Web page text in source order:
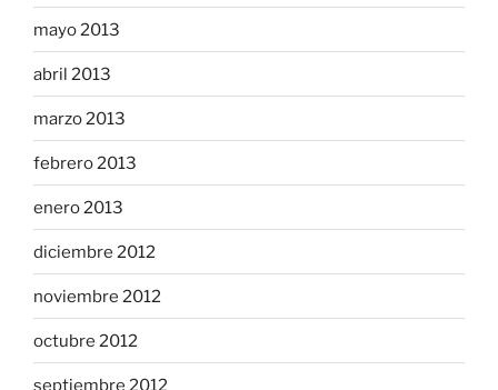
mayo 2013
abril 2013
marzo 2013
febrero 2013
enero 2013
diciembre 2012
noviembre 2012
octubre 2012
septiembre 2012